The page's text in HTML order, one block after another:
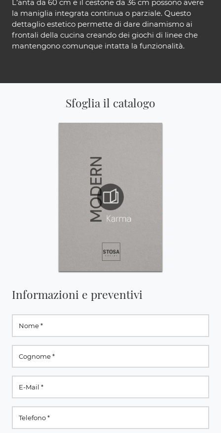
L’anta da 60 cm e il cestone da 36 cm possono avere
la maniglia integrata continua o parziale. Questo
dettaglio estetico permette di dare dinamismo ai
frontali della cucina creando dei giochi di linee che
mantengono comunque intatta la funzionalità.
Sfoglia il catalogo
Informazioni e preventivi